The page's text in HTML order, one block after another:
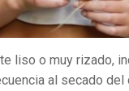
liso o muy rizado,
al secado